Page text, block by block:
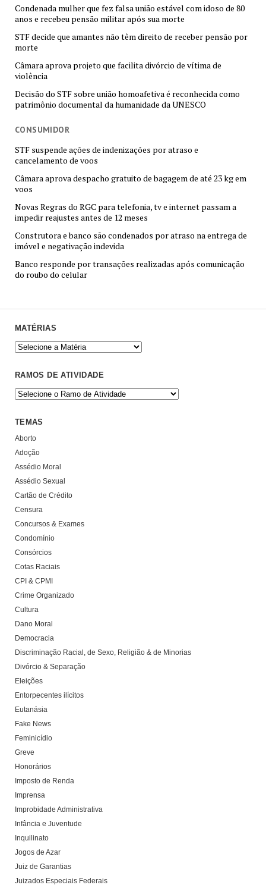
Condenada mulher que fez falsa união estável com idoso de 80
anos e recebeu pensão militar após sua morte
STF decide que amantes não têm direito de receber pensão por
morte
Câmara aprova projeto que facilita divórcio de vítima de
violência
Decisão do STF sobre união homoafetiva é reconhecida como
patrimônio documental da humanidade da UNESCO
CONSUMIDOR
STF suspende ações de indenizações por atraso e
cancelamento de voos
Câmara aprova despacho gratuito de bagagem de até 23 kg em
voos
Novas Regras do RGC para telefonia, tv e internet passam a
impedir reajustes antes de 12 meses
Construtora e banco são condenados por atraso na entrega de
imóvel e negativação indevida
Banco responde por transações realizadas após comunicação
do roubo do celular
MATÉRIAS
RAMOS DE ATIVIDADE
TEMAS
Aborto
Adoção
Assédio Moral
Assédio Sexual
Cartão de Crédito
Censura
Concursos & Exames
Condomínio
Consórcios
Cotas Raciais
CPI & CPMI
Crime Organizado
Cultura
Dano Moral
Democracia
Discriminação Racial, de Sexo, Religião & de Minorias
Divórcio & Separação
Eleições
Entorpecentes ilícitos
Eutanásia
Fake News
Feminicídio
Greve
Honorários
Imposto de Renda
Imprensa
Improbidade Administrativa
Infância e Juventude
Inquilinato
Jogos de Azar
Juiz de Garantias
Juizados Especiais Federais